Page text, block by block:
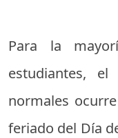
Para la
estudiantes,
normales
feriado del Día